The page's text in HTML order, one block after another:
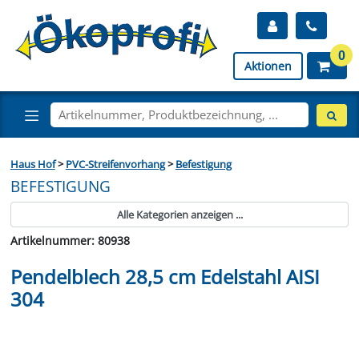
Aktionen
0
Haus Hof>PVC-Streifenvorhang>Befestigung
BEFESTIGUNG
Alle Kategorien anzeigen ...
Artikelnummer: 80938
Pendelblech 28,5 cm Edelstahl AISI
304